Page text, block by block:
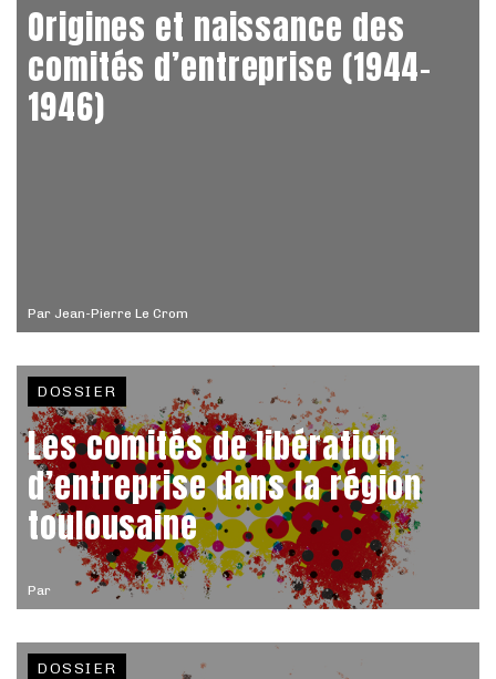
Par Jean-Pierre Le Crom
Origines et naissance des
comités d’entreprise (1944-
1946)
Par
DOSSIER
Les comités de libération
d’entreprise dans la région
toulousaine
DOSSIER